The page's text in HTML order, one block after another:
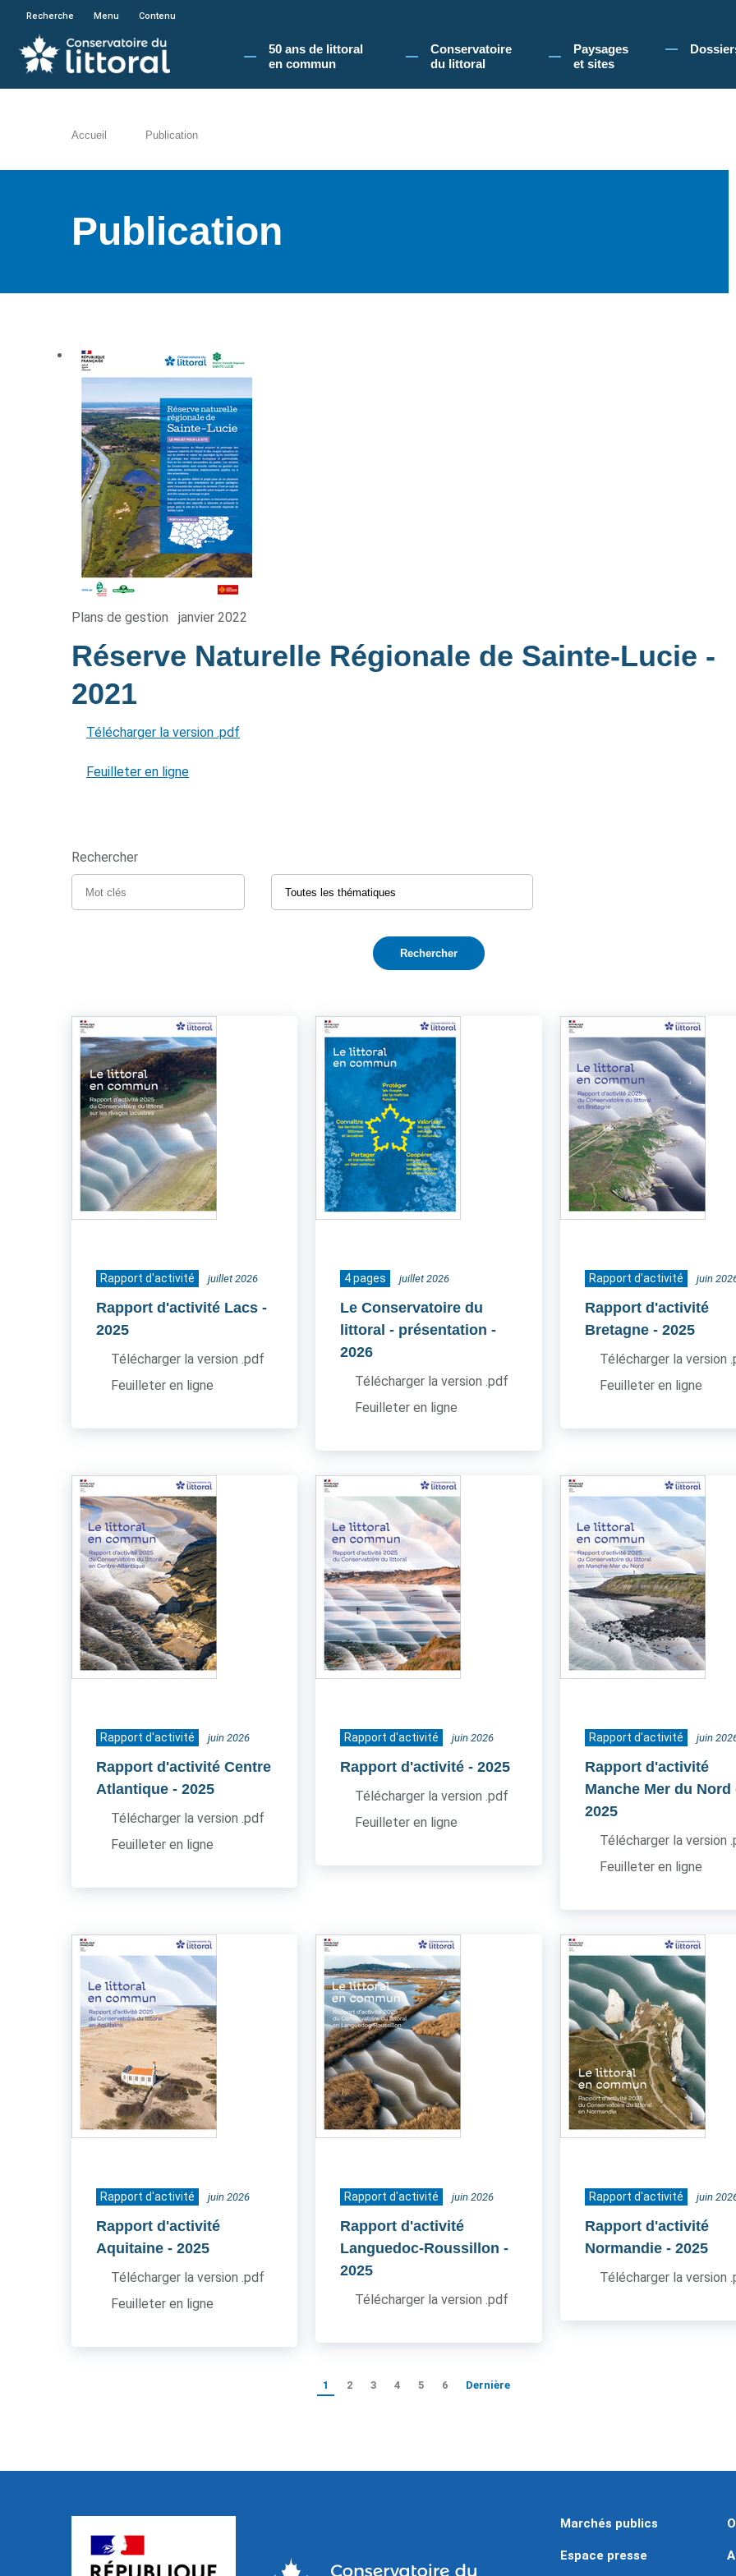
En poursuivant votre navigation sur le site du Conservatoire du littoral, vous acceptez l'utilisation de cookies pour vous
Recherche Menu Contenu
50 ans de littoral
en commun​
Conservatoire
du littoral
Paysages
et sites
Accueil Publication
Publication
Plans de gestion janvier 2022
Réserve Naturelle Régionale de Sainte-Lucie -
2021
Télécharger la version .pdf
Feuilleter en ligne
Rechercher
Rapport d'activité juillet 2026
Rapport d'activité Lacs -
2025
Télécharger la version .pdf
Feuilleter en ligne
4 pages juillet 2026
Le Conservatoire du
littoral - présentation -
2026
Télécharger la version .pdf
Feuilleter en ligne
Rapport d'activité juin
Rapport d'activité
Bretagne - 2025
Télécharger la version
Feuilleter en ligne
Rapport d'activité juin 2026
Rapport d'activité Centre
Atlantique - 2025
Télécharger la version .pdf
Feuilleter en ligne
Rapport d'activité juin 2026
Rapport d'activité - 2025
Télécharger la version .pdf
Feuilleter en ligne
Rapport d'activité juin
Rapport d'activité
Manche Mer du Nord
2025
Télécharger la version
Feuilleter en ligne
Rapport d'activité juin 2026
Rapport d'activité
Aquitaine - 2025
Télécharger la version .pdf
Feuilleter en ligne
Rapport d'activité juin 2026
Rapport d'activité
Languedoc-Roussillon -
2025
Télécharger la version .pdf
Rapport d'activité juin
Rapport d'activité
Normandie - 2025
Télécharger la version
1 2 3 4 5 6 Dernière
Marchés publics
Espace presse